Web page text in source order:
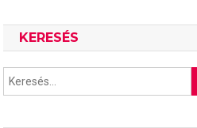
KERESÉS